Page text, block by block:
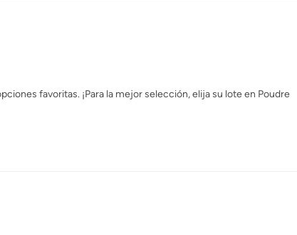
favoritas. ¡Para la mejor selección, elija su lote en Poudre